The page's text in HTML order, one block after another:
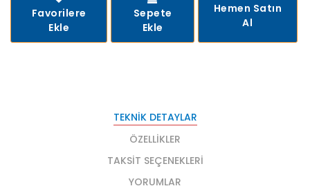
Favorilere
Ekle
Sepete
Ekle
Hemen Satın
Al
TEKNIK DETAYLAR
ÖZELLIKLER
TAKSIT SEÇENEKLERI
YORUMLAR